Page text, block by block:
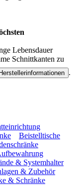
Lebensdauer
Schnittkanten zu
.
Beistelltische
& Systemhalter
& Zubehör
& Schränke